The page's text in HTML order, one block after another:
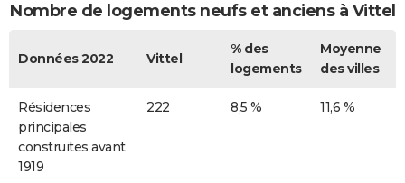
Nombre de logements neufs et anciens à Vittel
Données 2022 Vittel
% des
logements
Moyenne
des villes
Résidences
principales
construites avant
1919
222 8,5 % 11,6 %